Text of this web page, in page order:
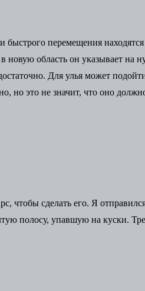
перемещения
новую область он указывает на
Для улья может
но это не значит, что оно
чтобы сделать его. Я
полосу, упавшую на куски.